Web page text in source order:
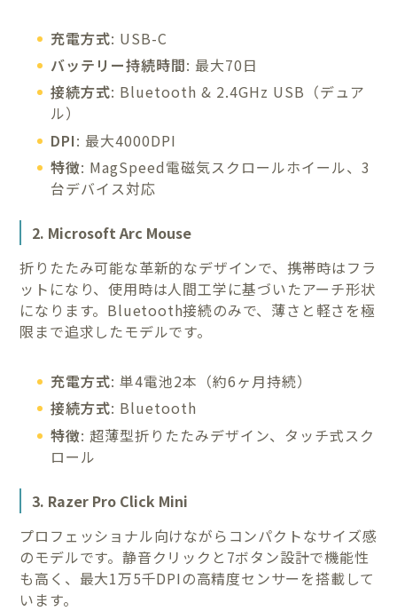
充電方式: USB-C
バッテリー持続時間: 最大70日
接続方式: Bluetooth & 2.4GHz USB（デュア
ル）
DPI: 最大4000DPI
特徴: MagSpeed電磁気スクロールホイール、3
台デバイス対応
2. Microsoft Arc Mouse
折りたたみ可能な革新的なデザインで、携帯時はフラ
ットになり、使用時は人間工学に基づいたアーチ形状
になります。Bluetooth接続のみで、薄さと軽さを極
限まで追求したモデルです。
充電方式: 単4電池2本（約6ヶ月持続）
接続方式: Bluetooth
特徴: 超薄型折りたたみデザイン、タッチ式スク
ロール
3. Razer Pro Click Mini
プロフェッショナル向けながらコンパクトなサイズ感
のモデルです。静音クリックと7ボタン設計で機能性
も高く、最大1万5千DPIの高精度センサーを搭載して
います。